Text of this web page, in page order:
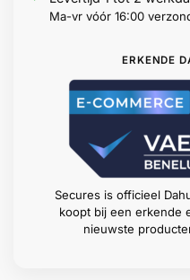
Ma-vr vóór 16:00
ERKENDE
Secures is officieel
koopt bij een erkende
nieuwste